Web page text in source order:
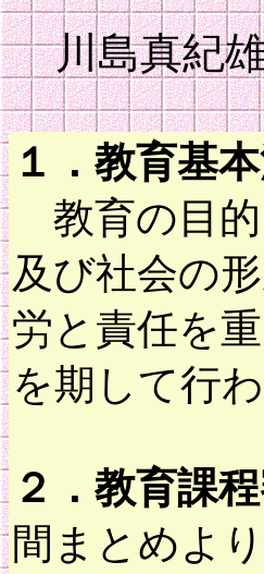
川島真
１．教育基
教育の目的
及び社会の
労と責任を
を期して行
２．教育課
間まとめより